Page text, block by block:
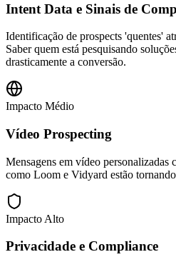
Intent Data e Sinais de
Identificação de prospects 'quentes'
Saber quem está pesquisando
drasticamente a conversão.
Impacto Médio
Vídeo Prospecting
Mensagens em vídeo personalizadas
como Loom e Vidyard estão
Impacto Alto
Privacidade e Compliance